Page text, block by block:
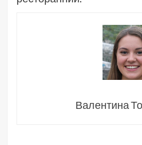
Валентина